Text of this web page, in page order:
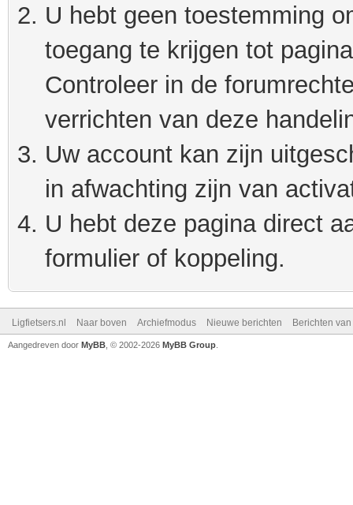
U hebt geen toestemming
toegang te krijgen tot
Controleer in de
verrichten van deze
Uw account kan zijn
in afwachting zijn van
U hebt deze pagina direct
formulier of koppeling.
Ligfietsers.nl Naar boven Archiefmodus Nieuwe berichten Berichten
Aangedreven door MyBB , © 2002-2026 MyBB Group